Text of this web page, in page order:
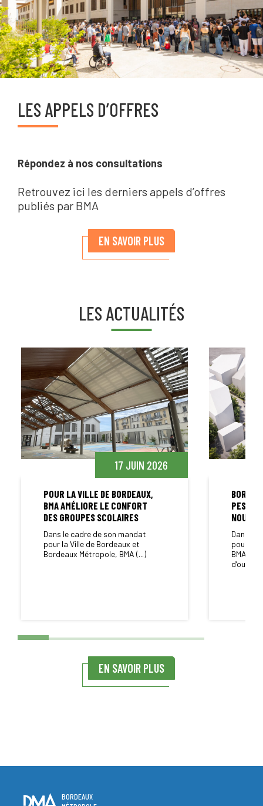
LES APPELS D’OFFRES
Répondez à nos consultations
Retrouvez ici les derniers appels d’offres
publiés par BMA
EN SAVOIR PLUS
LES ACTUALITÉS
17 JUIN 2026
POUR LA VILLE DE BORDEAUX,
BMA AMÉLIORE LE CONFORT
DES GROUPES SCOLAIRES
Dans le cadre de son mandat
pour la Ville de Bordeaux et
Bordeaux Métropole, BMA (...)
PESMD
Dans le
pour la
BMA
EN SAVOIR PLUS
BORDEAUX